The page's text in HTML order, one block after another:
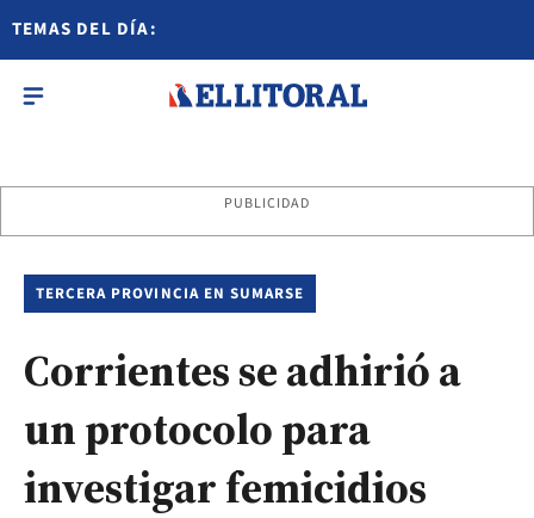
TEMAS DEL DÍA:
PUBLICIDAD
TERCERA PROVINCIA EN SUMARSE
Corrientes se adhirió a
un protocolo para
investigar femicidios